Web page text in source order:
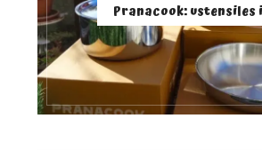
Pranacook: ustensiles